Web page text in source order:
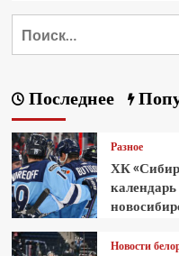
Последнее
Разное
ХК
Новости